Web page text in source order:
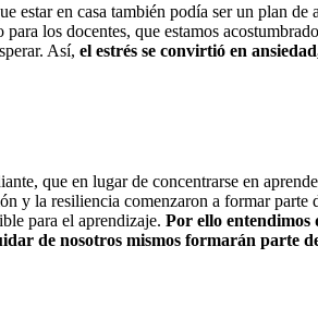
estar en casa también podía ser un plan
los docentes, que estamos
Así, el estrés se convirtió en
que en lugar de concentrarse en
y la resiliencia comenzaron a formar
para el aprendizaje. Por ello entendimos
de nosotros mismos formarán parte